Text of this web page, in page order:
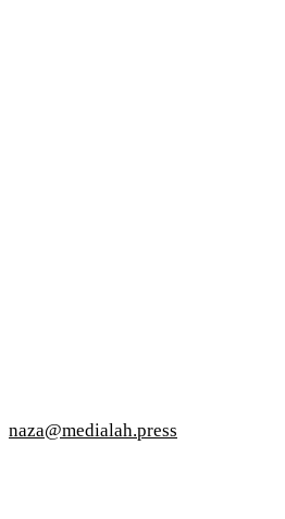
naza@medialah.press